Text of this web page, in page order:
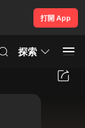
打開 App
探索